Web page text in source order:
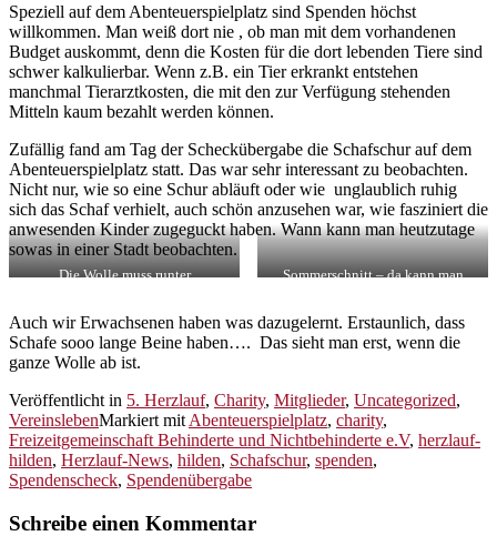
Speziell auf dem Abenteuerspielplatz sind Spenden höchst
willkommen. Man weiß dort nie , ob man mit dem vorhandenen
Budget auskommt, denn die Kosten für die dort lebenden Tiere sind
schwer kalkulierbar. Wenn z.B. ein Tier erkrankt entstehen
manchmal Tierarztkosten, die mit den zur Verfügung stehenden
Mitteln kaum bezahlt werden können.
Zufällig fand am Tag der Scheckübergabe die Schafschur auf dem
Abenteuerspielplatz statt. Das war sehr interessant zu beobachten.
Nicht nur, wie so eine Schur abläuft oder wie unglaublich ruhig
sich das Schaf verhielt, auch schön anzusehen war, wie fasziniert die
anwesenden Kinder zugeguckt haben. Wann kann man heutzutage
sowas in einer Stadt beobachten.
Die Wolle muss runter
Sommerschnitt – da kann man
Auch wir Erwachsenen haben was dazugelernt. Erstaunlich, dass
Schafe sooo lange Beine haben…. Das sieht man erst, wenn die
ganze Wolle ab ist.
Veröffentlicht in 5. Herzlauf, Charity, Mitglieder, Uncategorized,
VereinslebenMarkiert mit Abenteuerspielplatz, charity,
Freizeitgemeinschaft Behinderte und Nichtbehinderte e.V, herzlauf-
hilden, Herzlauf-News, hilden, Schafschur, spenden,
Spendenscheck, Spendenübergabe
Schreibe einen Kommentar